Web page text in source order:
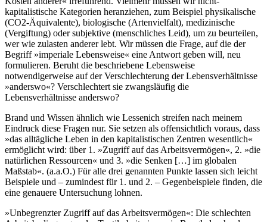
kapitalistische Kategorien heranziehen, zum Beispiel physikalische
(CO2-Äquivalente), biologische (Artenvielfalt), medizinische
(Vergiftung) oder subjektive (menschliches Leid), um zu beurteilen,
wer wie zulasten anderer lebt. Wir müssen die Frage, auf die der
Begriff »imperiale Lebensweise« eine Antwort geben will, neu
formulieren. Beruht die beschriebene Lebensweise
notwendigerweise auf der Verschlechterung der Lebensverhältnisse
»anderswo«? Verschlechtert sie zwangsläufig die
Lebensverhältnisse anderswo?
Brand und Wissen ähnlich wie Lessenich streifen nach meinem
Eindruck diese Fragen nur. Sie setzen als offensichtlich voraus, dass
»das alltägliche Leben in den kapitalistischen Zentren wesentlich«
ermöglicht wird: über 1. »Zugriff auf das Arbeitsvermögen«, 2. »die
natürlichen Ressourcen« und 3. »die Senken […] im globalen
Maßstab«. (a.a.O.) Für alle drei genannten Punkte lassen sich leicht
Beispiele und – zumindest für 1. und 2. – Gegenbeispiele finden, die
eine genauere Untersuchung lohnen.
»Unbegrenzter Zugriff auf das Arbeitsvermögen«: Die schlechten